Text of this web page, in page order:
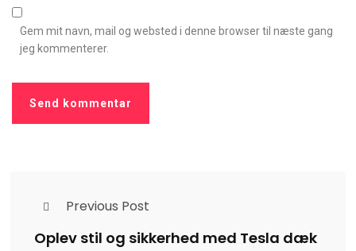
Gem mit navn, mail og websted i denne browser til næste gang
jeg kommenterer.
Previous Post
Oplev stil og sikkerhed med Tesla dæk